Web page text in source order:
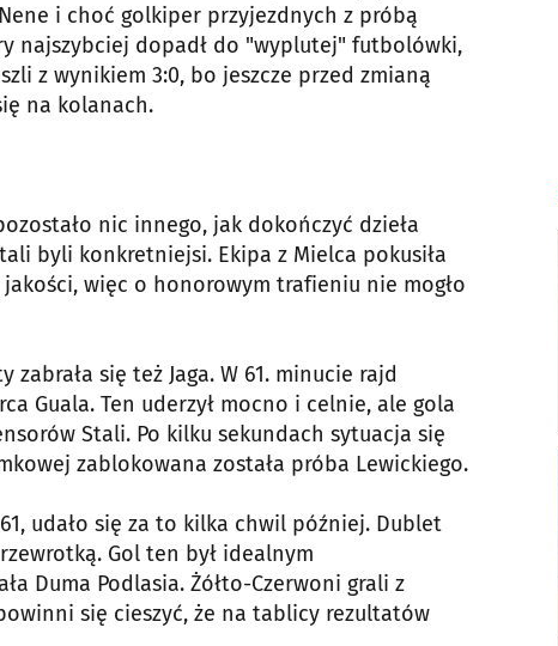
i choć golkiper przyjezdnych z próbą
najszybciej dopadł do "wyplutej" futbolówki,
z wynikiem 3:0, bo jeszcze przed zmianą
na kolanach.
nic innego, jak dokończyć dzieła
byli konkretniejsi. Ekipa z Mielca pokusiła
więc o honorowym trafieniu nie mogło
się też Jaga. W 61. minucie rajd
Guala. Ten uderzył mocno i celnie, ale gola
Stali. Po kilku sekundach sytuacja się
zablokowana została próba Lewickiego.
udało się za to kilka chwil później. Dublet
Gol ten był idealnym
Duma Podlasia. Żółto-Czerwoni grali z
się cieszyć, że na tablicy rezultatów